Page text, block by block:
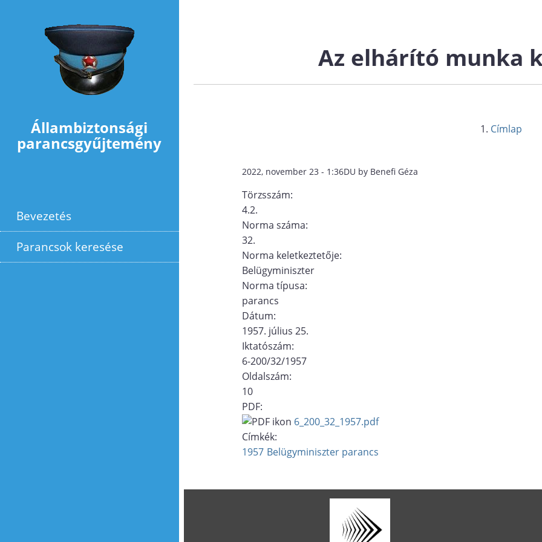
Állambiztonsági
parancsgyűjtemény
Bevezetés
Parancsok keresése
Az elhárító munka
Címlap
2022, november 23 - 1:36DU by Benefi Géza
Törzsszám:
4.2.
Norma száma:
32.
Norma keletkeztetője:
Belügyminiszter
Norma típusa:
parancs
Dátum:
1957. július 25.
Iktatószám:
6-200/32/1957
Oldalszám:
10
PDF:
6_200_32_1957.pdf
Címkék:
1957 Belügyminiszter parancs